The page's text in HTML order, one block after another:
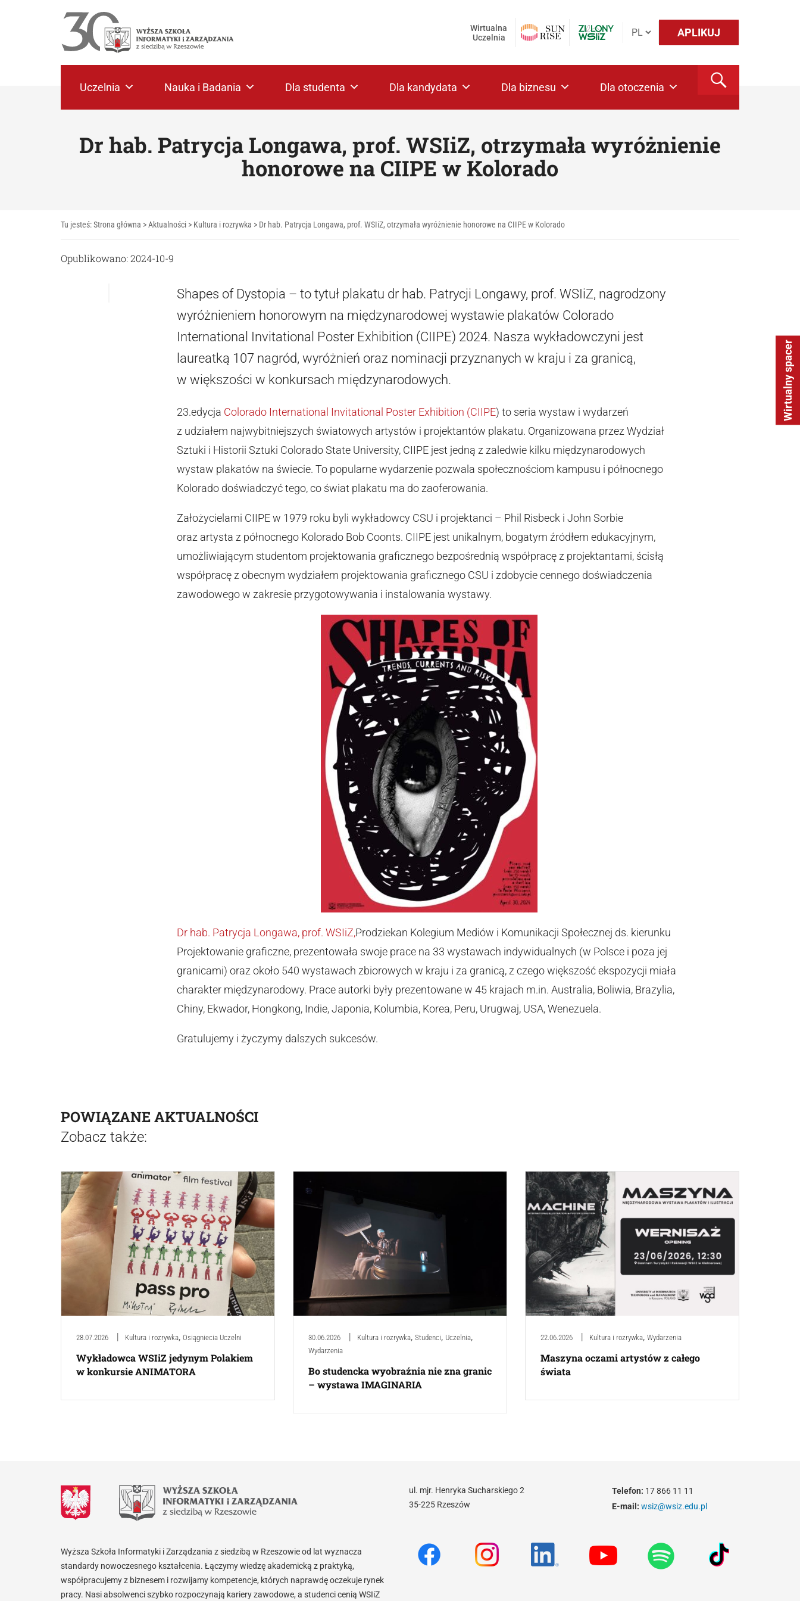
Wirtualny spacer
APLIKUJ
Wirtualna
Uczelnia
Uczelnia Nauka i Badania Dla studenta Dla kandydata Dla biznesu Dla otoczenia
Dr hab. Patrycja Longawa, prof. WSIiZ, otrzymała wyróżnienie
honorowe na CIIPE w Kolorado
Tu jesteś:Strona główna >Aktualności > Kultura i rozrywka > Dr hab. Patrycja Longawa, prof. WSIiZ, otrzymała wyróżnienie honorowe na CIIPE w Kolorado
Opublikowano: 2024-10-9
Shapes of Dystopia – to tytuł plakatu dr hab. Patrycji Longawy, prof. WSIiZ, nagrodzony
wyróżnieniem honorowym na międzynarodowej wystawie plakatów Colorado
International Invitational Poster Exhibition (CIIPE) 2024. Nasza wykładowczyni jest
laureatką 107 nagród, wyróżnień oraz nominacji przyznanych w kraju i za granicą,
w większości w konkursach międzynarodowych.
23.edycja Colorado International Invitational Poster Exhibition (CIIPE) to seria wystaw i wydarzeń
z udziałem najwybitniejszych światowych artystów i projektantów plakatu. Organizowana przez Wydział
Sztuki i Historii Sztuki Colorado State University, CIIPE jest jedną z zaledwie kilku międzynarodowych
wystaw plakatów na świecie. To popularne wydarzenie pozwala społecznościom kampusu i północnego
Kolorado doświadczyć tego, co świat plakatu ma do zaoferowania.
Założycielami CIIPE w 1979 roku byli wykładowcy CSU i projektanci – Phil Risbeck i John Sorbie
oraz artysta z północnego Kolorado Bob Coonts. CIIPE jest unikalnym, bogatym źródłem edukacyjnym,
umożliwiającym studentom projektowania graficznego bezpośrednią współpracę z projektantami, ścisłą
współpracę z obecnym wydziałem projektowania graficznego CSU i zdobycie cennego doświadczenia
zawodowego w zakresie przygotowywania i instalowania wystawy.
Dr hab. Patrycja Longawa, prof. WSIiZ,Prodziekan Kolegium Mediów i Komunikacji Społecznej ds. kierunku
Projektowanie graficzne, prezentowała swoje prace na 33 wystawach indywidualnych (w Polsce i poza jej
granicami) oraz około 540 wystawach zbiorowych w kraju i za granicą, z czego większość ekspozycji miała
charakter międzynarodowy. Prace autorki były prezentowane w 45 krajach m.in. Australia, Boliwia, Brazylia,
Chiny, Ekwador, Hongkong, Indie, Japonia, Kolumbia, Korea, Peru, Urugwaj, USA, Wenezuela.
Gratulujemy i życzymy dalszych sukcesów.
POWIĄZANE AKTUALNOŚCI
Zobacz także:
28.07.2026 Kultura i rozrywka, Osiągniecia Uczelni
Wykładowca WSIiZ jedynym Polakiem
w konkursie ANIMATORA
30.06.2026 Kultura i rozrywka, Studenci, Uczelnia,
Wydarzenia
Bo studencka wyobraźnia nie zna granic
– wystawa IMAGINARIA
22.06.2026 Kultura i rozrywka, Wydarzenia
Maszyna oczami artystów z całego
świata
Wyższa Szkoła Informatyki i Zarządzania z siedzibą w Rzeszowie od lat wyznacza
standardy nowoczesnego kształcenia. Łączymy wiedzę akademicką z praktyką,
współpracujemy z biznesem i rozwijamy kompetencje, których naprawdę oczekuje rynek
pracy. Nasi absolwenci szybko rozpoczynają kariery zawodowe, a studenci cenią WSIiZ
ul. mjr. Henryka Sucharskiego 2
35-225 Rzeszów
Telefon: 17 866 11 11
E-mail: wsiz@wsiz.edu.pl